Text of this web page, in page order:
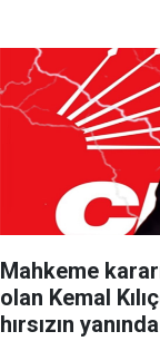
Mahkeme
olan Kemal
hırsızın